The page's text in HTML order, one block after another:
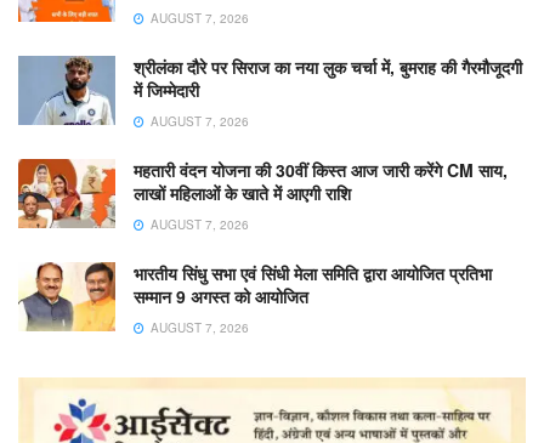
AUGUST 7, 2026
श्रीलंका दौरे पर सिराज का नया लुक चर्चा में, बुमराह की गैरमौजूदगी
में जिम्मेदारी
AUGUST 7, 2026
महतारी वंदन योजना की 30वीं किस्त आज जारी करेंगे CM साय,
लाखों महिलाओं के खाते में आएगी राशि
AUGUST 7, 2026
भारतीय सिंधु सभा एवं सिंधी मेला समिति द्वारा आयोजित प्रतिभा
सम्मान 9 अगस्त को आयोजित
AUGUST 7, 2026